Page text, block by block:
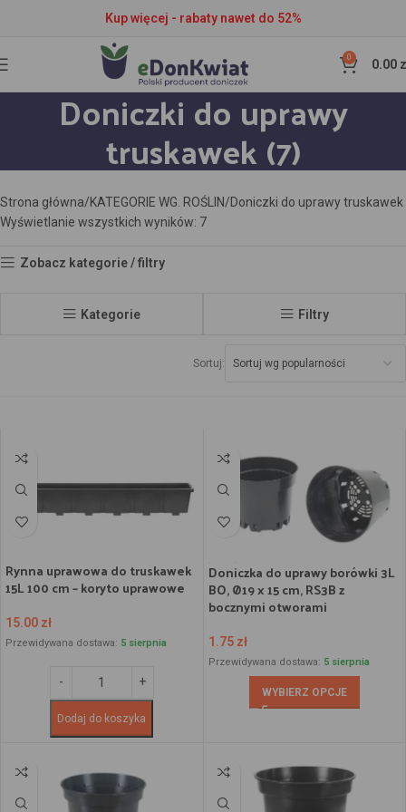
Kup więcej - rabaty nawet do 52%
0 0.00
Doniczki do uprawy
truskawek (7)
Strona główna KATEGORIE WG. ROŚLIN
Doniczki do uprawy truskawek
Wyświetlanie wszystkich wyników: 7
Zobacz kategorie / filtry
Kategorie Filtry
Sortuj:
Rynna uprawowa do truskawek
15L 100 cm – koryto uprawowe
15.00 zł
Przewidywana dostawa: 5 sierpnia
Dodaj do koszyka
Doniczka do uprawy borówki 3L
BO, Ø19 x 15 cm, RS3B z
bocznymi otworami
1.75 zł
Przewidywana dostawa: 5 sierpnia
WYBIERZ OPCJE